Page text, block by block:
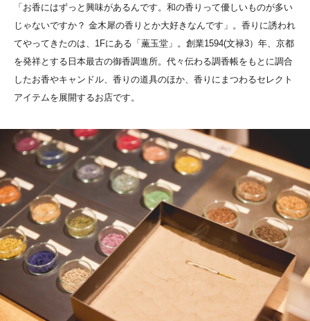
「お香にはずっと興味があるんです。和の香りって優しいものが多い
じゃないですか？ 金木犀の香りとか大好きなんです」。香りに誘われ
てやってきたのは、1Fにある「薫玉堂」。創業1594(文禄3）年、京都
を発祥とする日本最古の御香調進所。代々伝わる調香帳をもとに調合
したお香やキャンドル、香りの道具のほか、香りにまつわるセレクト
アイテムを展開するお店です。